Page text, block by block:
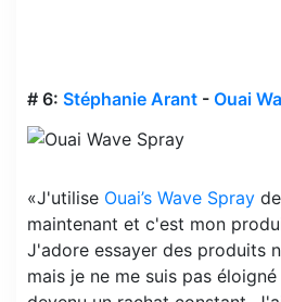
# 6: Stéphanie Arant - Ouai
«J'utilise Ouai’s Wave Spray
maintenant et c'est mon
J'adore essayer des produits
mais je ne me suis pas